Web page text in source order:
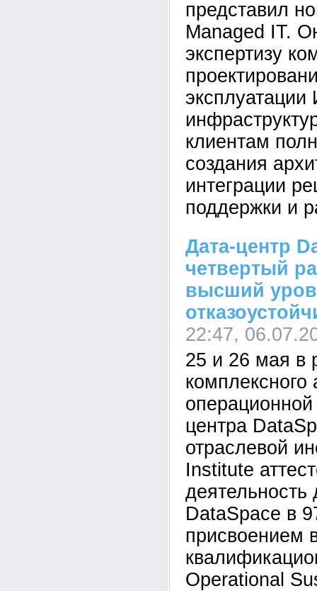
представил
Managed IT.
экспертизу
эксплуатации
клиентам
создания
интеграции
поддержки и
Дата-центр
четвертый
высший
22:47,
25 и 26 мая в
комплексного
центра
отраслевой
Institute
деятельность
DataSpace в
присвоением
Operational